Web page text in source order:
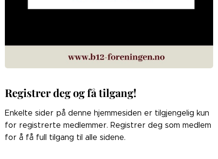
Registrer deg og få tilgang!
Enkelte sider på denne hjemmesiden er tilgjengelig kun
for registrerte medlemmer. Registrer deg som medlem
for å få full tilgang til alle sidene.